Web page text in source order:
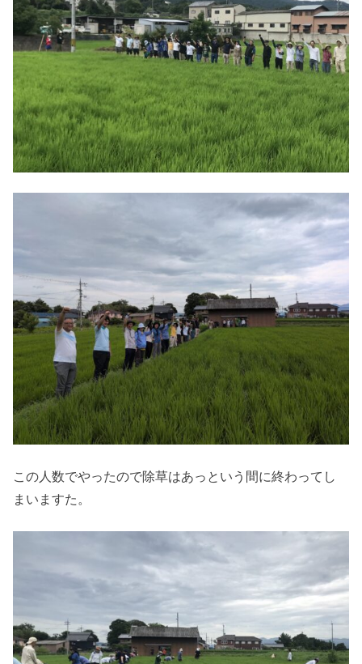
この人数でやったので除草はあっという間に終わってし
まいますた。